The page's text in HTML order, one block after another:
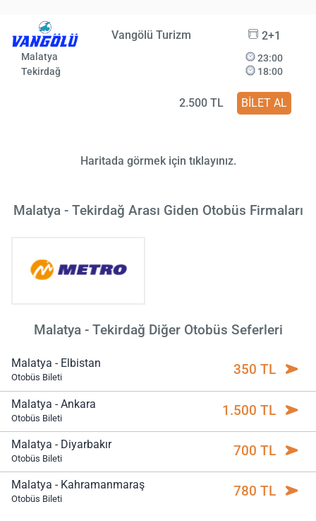
Vangölü Turizm 2+1
Malatya
Tekirdağ
23:00
18:00
2.500 TL BİLET AL
Haritada görmek için tıklayınız.
Malatya - Tekirdağ Arası Giden Otobüs Firmaları
Malatya - Tekirdağ Diğer Otobüs Seferleri
Malatya - Elbistan
Otobüs Bileti 350 TL
Malatya - Ankara
Otobüs Bileti 1.500 TL
Malatya - Diyarbakır
Otobüs Bileti 700 TL
Malatya - Kahramanmaraş
Otobüs Bileti 780 TL